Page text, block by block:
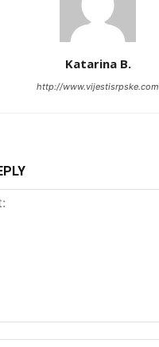
Katarina B.
http://www.vijestisrpske.com